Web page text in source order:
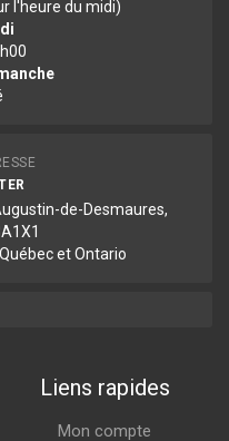
l'heure du midi)
de-Desmaures,
et Ontario
Liens rapides
Mon compte